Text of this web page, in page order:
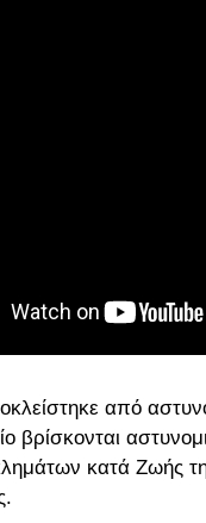
από
βρίσκονται
κατά Ζωής